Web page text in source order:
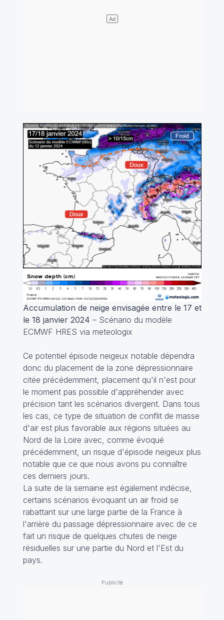
Accumulation de neige envisagée entre le 17 et
le 18 janvier 2024 – Scénario du modèle
ECMWF HRES via meteologix
Ce potentiel épisode neigeux notable dépendra
donc du placement de la zone dépressionnaire
citée précédemment, placement qu'il n'est pour
le moment pas possible d'appréhender avec
précision tant les scénarios divergent. Dans tous
les cas, ce type de situation de conflit de masse
d'air est plus favorable aux régions situées au
Nord de la Loire avec, comme évoqué
précédemment, un risque d'épisode neigeux plus
notable que ce que nous avons pu connaître
ces derniers jours.
La suite de la semaine est également indécise,
certains scénarios évoquant un air froid se
rabattant sur une large partie de la France à
l'arrière du passage dépressionnaire avec de ce
fait un risque de quelques chutes de neige
résiduelles sur une partie du Nord et l'Est du
pays.